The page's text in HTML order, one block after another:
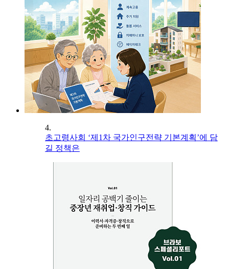
4.
초고령사회 ‘제1차 국가인구전략 기본계획’에 담
길 정책은